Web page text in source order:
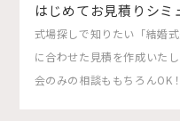
はじめてお見積りシ
式場探しで知りたい「結婚
に合わせた見積を作成いた
会のみの相談ももちろんOK！